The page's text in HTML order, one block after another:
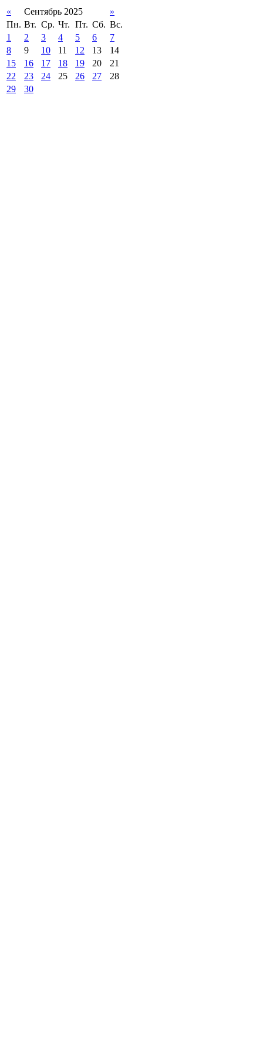
« Сентябрь 2025
»
Пн. Вт. Ср. Чт. Пт. Сб. Вс.
1
2 3 4 5 6
7
8
9 10 11 12 13
14
15
16 17 18 19 20
21
22
23 24 25 26 27
28
29
30